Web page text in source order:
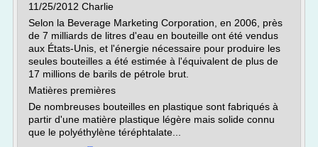
11/25/2012 Charlie
Selon la Beverage Marketing Corporation, en 2006, près
de 7 milliards de litres d'eau en bouteille ont été vendus
aux États-Unis, et l'énergie nécessaire pour produire les
seules bouteilles a été estimée à l'équivalent de plus de
17 millions de barils de pétrole brut.
Matières premières
De nombreuses bouteilles en plastique sont fabriqués à
partir d'une matière plastique légère mais solide connu
que le polyéthylène téréphtalate...